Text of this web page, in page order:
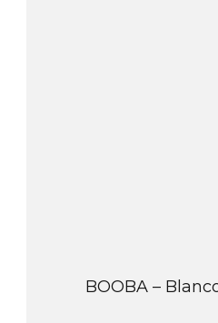
BOOBA –